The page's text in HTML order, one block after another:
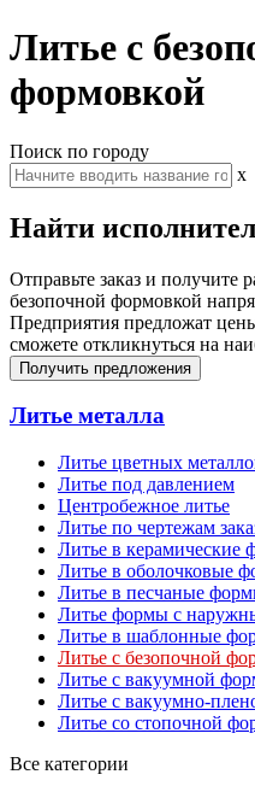
Литье с
формовкой
Поиск по городу
x
Найти
Отправьте заказ и получите
безопочной формовкой
Предприятия предложат
сможете откликнуться на
Получить предложения
Литье металла
Литье цветных
Литье под давлением
Центробежное литье
Литье по чертежам
Литье в керамические
Литье в оболочковые
Литье в песчаные
Литье формы с
Литье в шаблонные
Литье с безопочной
Литье с вакуумной
Литье с вакуумно-
Литье со стопочной
Все категории